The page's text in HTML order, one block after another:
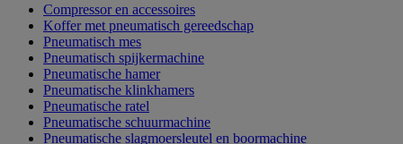
Compressor en accessoires
Koffer met pneumatisch gereedschap
Pneumatisch mes
Pneumatisch spijkermachine
Pneumatische hamer
Pneumatische klinkhamers
Pneumatische ratel
Pneumatische schuurmachine
Pneumatische slagmoersleutel en boormachine